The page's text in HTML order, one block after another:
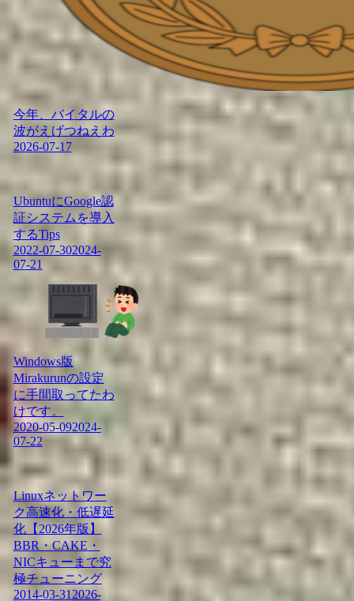
今年、バイタルの
波がえげつねえわ
2026-07-17
UbuntuにGoogle認
証システムを導入
するTips
2022-07-302024-
07-21
Windows版
Mirakurunの設定
に手間取ってたわ
けです。
2020-05-092024-
07-22
Linuxネットワー
ク高速化・低遅延
化【2026年版】
BBR・CAKE・
NICキューまで究
極チューニング
2014-03-312026-